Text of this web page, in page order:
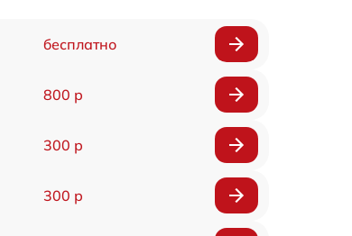
бесплатно
800 р
300 р
300 р